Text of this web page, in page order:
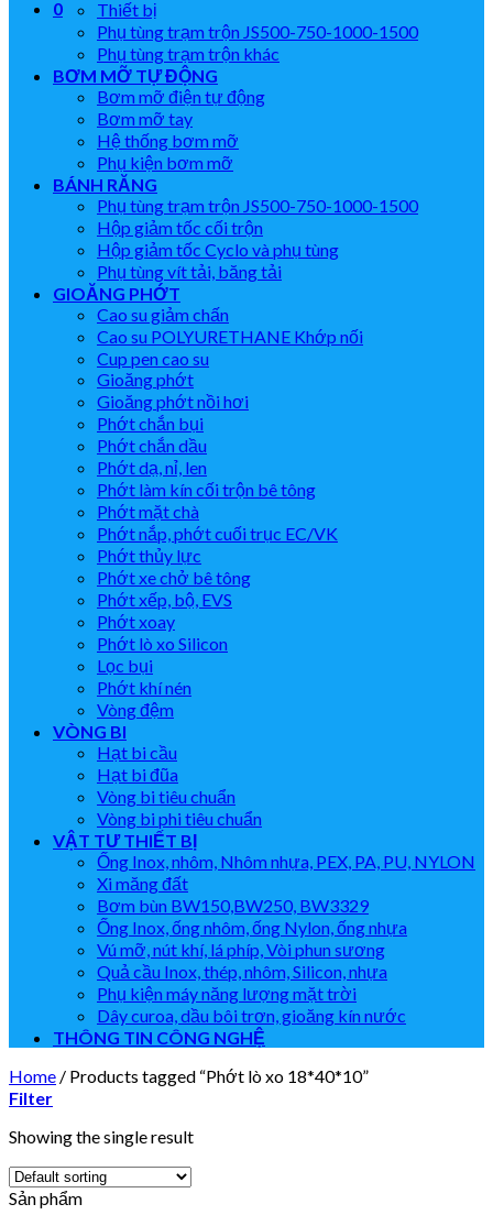
0
Thiết bị
Phụ tùng trạm trộn JS500-750-1000-1500
Phụ tùng trạm trộn khác
BƠM MỠ TỰ ĐỘNG
Bơm mỡ điện tự động
Bơm mỡ tay
Hệ thống bơm mỡ
Phụ kiện bơm mỡ
BÁNH RĂNG
Phụ tùng trạm trộn JS500-750-1000-1500
Hộp giảm tốc cối trộn
Hộp giảm tốc Cyclo và phụ tùng
Phụ tùng vít tải, băng tải
GIOĂNG PHỚT
Cao su giảm chấn
Cao su POLYURETHANE Khớp nối
Cup pen cao su
Gioăng phớt
Gioăng phớt nồi hơi
Phớt chắn bụi
Phớt chắn dầu
Phớt dạ, nỉ, len
Phớt làm kín cối trộn bê tông
Phớt mặt chà
Phớt nắp, phớt cuối trục EC/VK
Phớt thủy lực
Phớt xe chở bê tông
Phớt xếp, bộ, EVS
Phớt xoay
Phớt lò xo Silicon
Lọc bụi
Phớt khí nén
Vòng đệm
VÒNG BI
Hạt bi cầu
Hạt bi đũa
Vòng bi tiêu chuẩn
Vòng bi phi tiêu chuẩn
VẬT TƯ THIẾT BỊ
Ống Inox, nhôm, Nhôm nhựa, PEX, PA, PU, NYLON
Xi măng đất
Bơm bùn BW150,BW250, BW3329
Ống Inox, ống nhôm, ống Nylon, ống nhựa
Vú mỡ, nút khí, lá phíp, Vòi phun sương
Quả cầu Inox, thép, nhôm, Silicon, nhựa
Phụ kiện máy năng lượng mặt trời
Dây curoa, dầu bôi trơn, gioăng kín nước
THÔNG TIN CÔNG NGHỆ
Home / Products tagged “Phớt lò xo 18*40*10”
Filter
Showing the single result
Sản phẩm